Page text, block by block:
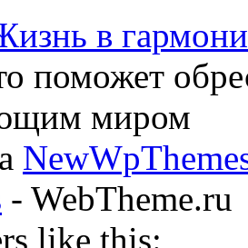
в
поможет
миром
- WebTheme.ru
like this: